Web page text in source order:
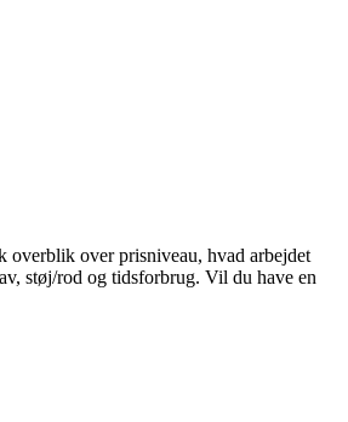
overblik over prisniveau, hvad arbejdet
støj/rod og tidsforbrug. Vil du have en